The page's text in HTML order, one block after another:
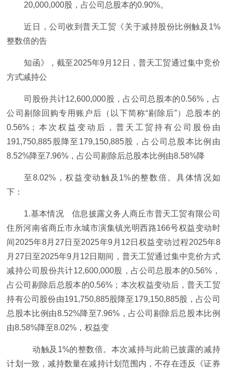
20,000,000股，占公司总股本的0.90%。
近日，公司收到普天工贸《关于减持股份比例触及1%
整数倍的告
知函》，截至2025年9月12日，普天工贸通过集中竞价
方式减持公
司股份共计12,600,000股，占公司总股本的0.56%，占
公司剔除回购专用账户后（以下简称“剔除后”）总股本的
0.56%；本次权益变动后，普天工贸持有公司股份由
191,750,885股降至179,150,885股，占公司总股本比例由
8.52%降至7.96%，占公司剔除后总股本比例由8.58%降
至8.02%，权益变动触及1%的整数倍。具体情况如
下：
1.基本情况 信息披露义务人商丘市普天工贸有限公司
住所河南省商丘市永城市演集镇光明西路166号权益变动时
间2025年8月27日至2025年9月12日权益变动过程2025年8
月27日至2025年9月12日期间，普天工贸通过集中竞价方式
减持公司股份共计12,600,000股，占公司总股本的0.56%，
占公司剔除后总股本的0.56%；本次权益变动后，普天工贸
持有公司股份由191,750,885股降至179,150,885股，占公司
总股本比例由8.52%降至7.96%，占公司剔除后总股本比例
由8.58%降至8.02%，权益变
动触及1%的整数倍。本次减持与此前已披露的减持
计划一致，减持数量在减持计划范围内，不存在违反《证券